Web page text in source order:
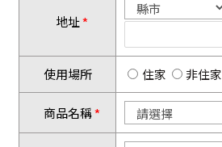
地址
使用場所 住家 非住家
商品名稱